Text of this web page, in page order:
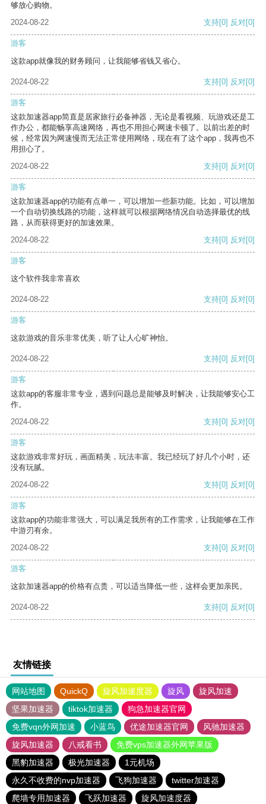
够放心购物。
2024-08-22
支持[0] 反对[0]
游客
这款app就像我的财务顾问，让我能够省钱又省心。
2024-08-22 支持[0] 反对[0]
游客
这款加速器app简直是居家旅行必备神器，无论是看视频、玩游戏还是工
作办公，都能畅享高速网络，再也不用担心网速卡顿了。以前出差的时
候，经常因为网速慢而无法正常使用网络，现在有了这个app，我再也不
用担心了。
2024-08-22
支持[0] 反对[0]
游客
这款加速器app的功能有点单一，可以增加一些新功能。比如，可以增加
一个自动切换线路的功能，这样就可以根据网络情况自动选择最优的线
路，从而获得更好的加速效果。
2024-08-22
支持[0] 反对[0]
游客
这个软件我非常喜欢
2024-08-22 支持[0] 反对[0]
游客
这款游戏的音乐非常优美，听了让人心旷神怡。
2024-08-22 支持[0] 反对[0]
游客
这款app的客服非常专业，遇到问题总是能够及时解决，让我能够安心工
作。
2024-08-22
支持[0] 反对[0]
游客
这款游戏非常好玩，画面精美，玩法丰富。我已经玩了好几个小时，还
没有玩腻。
2024-08-22
支持[0] 反对[0]
游客
这款app的功能非常强大，可以满足我所有的工作需求，让我能够在工作
中游刃有余。
2024-08-22
支持[0] 反对[0]
游客
这款加速器app的价格有点贵，可以适当降低一些，这样会更加亲民。
2024-08-22 支持[0] 反对[0]
友情链接
网站地图 QuickQ 旋风加速度器 旋风
旋风加速
坚果加速器
tiktok加速器
狗急加速器官网
免费vqn外网加速
小蓝鸟 优途加速器官网
风驰加速器
旋风加速器
八戒看书
免费vps加速器外网苹果版
黑豹加速器
极光加速器
1元机场
永久不收费的nvp加速器
飞狗加速器
twitter加速器
爬墙专用加速器
飞跃加速器 旋风加速度器